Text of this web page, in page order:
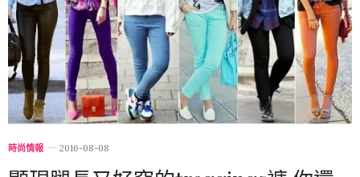
時尚情報 2016-08-08